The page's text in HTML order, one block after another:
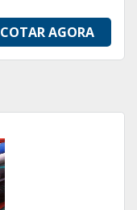
COTAR AGORA